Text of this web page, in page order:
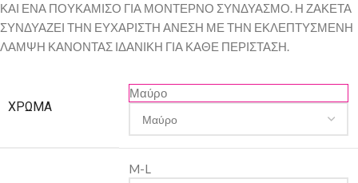
ΚΑΙ ΕΝΑ ΠΟΥΚΑΜΙΣΟ ΓΙΑ ΜΟΝΤΕΡΝΟ ΣΥΝΔΥΑΣΜΟ. Η ΖΑΚΕΤΑ
ΣΥΝΔΥΑΖΕΙ ΤΗΝ ΕΥΧΑΡΙΣΤΗ ΑΝΕΣΗ ΜΕ ΤΗΝ ΕΚΛΕΠΤΥΣΜΕΝΗ
ΛΑΜΨΗ ΚΑΝΟΝΤΑΣ ΙΔΑΝΙΚΗ ΓΙΑ ΚΑΘΕ ΠΕΡΙΣΤΑΣΗ.
ΧΡΏΜΑ
Μαύρο
M-L